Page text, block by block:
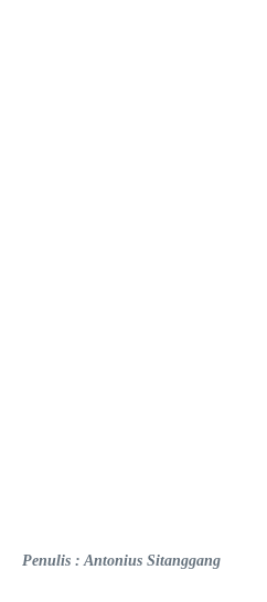
Penulis : Antonius Sitanggang